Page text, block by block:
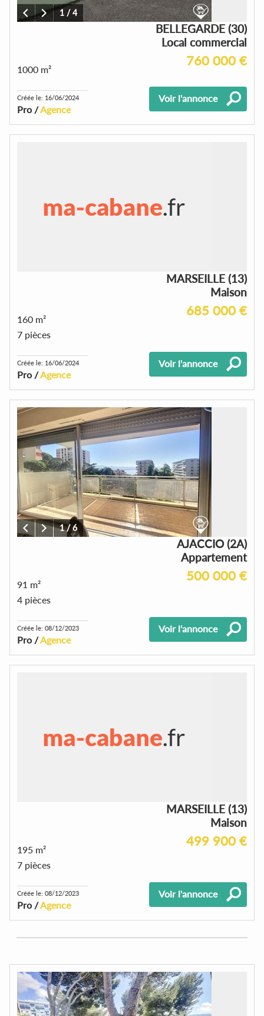
1 /4
BELLEGARDE (30)
Local commercial
760 000 €
1000 m²
Créée le: 16/06/2024
Pro /Agence
Voir l'annonce
MARSEILLE (13)
Maison
685 000 €
160 m²
7 pièces
Créée le: 16/06/2024
Pro /Agence
Voir l'annonce
1/6
AJACCIO (2A)
Appartement
500 000 €
91 m²
4 pièces
Créée le: 08/12/2023
Pro /Agence
Voir l'annonce
MARSEILLE (13)
Maison
499 900 €
195 m²
7 pièces
Créée le: 08/12/2023
Pro /Agence
Voir l'annonce